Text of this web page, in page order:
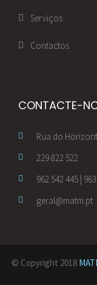
Serviços
Contactos
CONTACTE-
Rua do
229 822 522
962 542 445 |
geral@matm.pt
© Copyright 2018